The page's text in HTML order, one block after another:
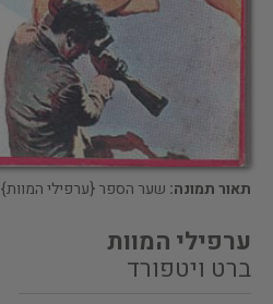
תאור תמונה: שער הספר {ערפילי המוות}
ערפילי המוות
ברט ויטפורד